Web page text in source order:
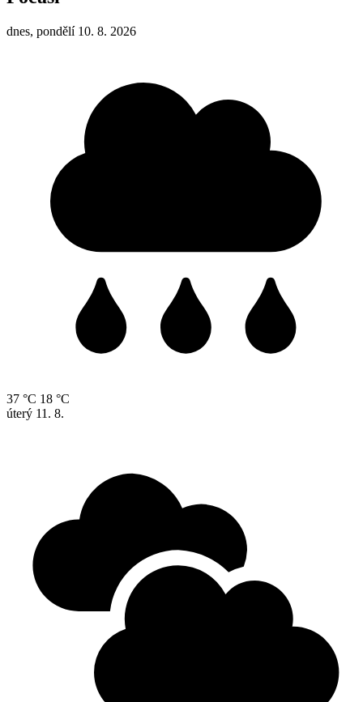
dnes, pondělí 10. 8. 2026
37 °C 18 °C
úterý 11. 8.